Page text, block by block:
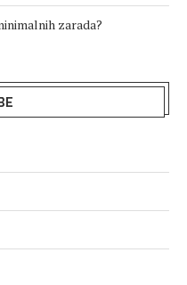
zarada?